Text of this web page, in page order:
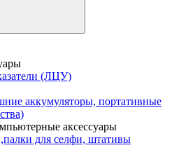
(ЛЦУ)
аккумуляторы, портативные
аксессуары
для селфи, штативы